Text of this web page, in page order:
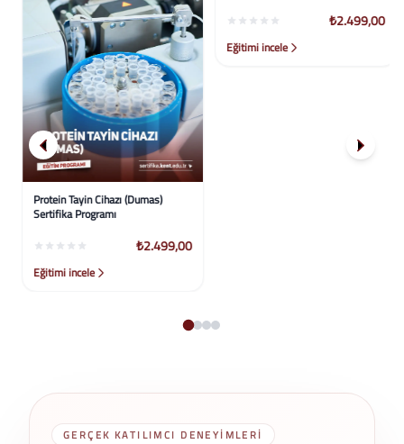
Protein Tayin Cihazı (Dumas)
Sertifika Programı
₺2.499,00
Eğitimi incele
GERÇEK KATILIMCI DENEYIMLERI